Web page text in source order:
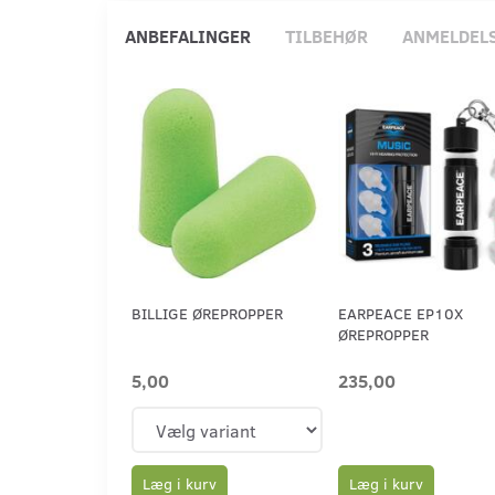
ANBEFALINGER TILBEHØR
BILLIGE ØREPROPPER
5,00
Læg i kurv
EARPEACE EP10X
ØREPROPPER
235,00
Læg i kurv